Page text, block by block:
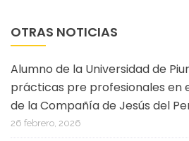
OTRAS NOTICIAS
Alumno de la Universidad de
prácticas pre profesionales en
de la Compañía de Jesús del
26 febrero, 2026